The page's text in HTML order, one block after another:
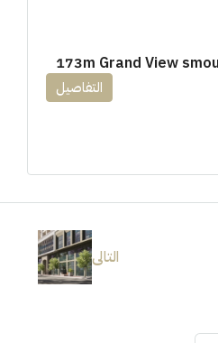
التفاصيل
التالى